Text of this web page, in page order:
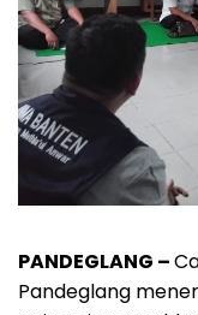
PANDEGLANG –
Pandeglang